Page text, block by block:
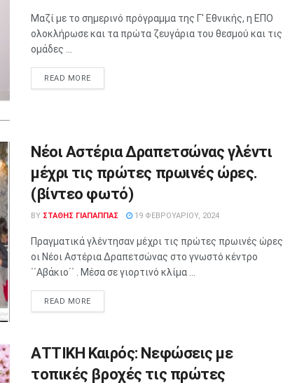
Μαζί με το σημερινό πρόγραμμα της Γ' Εθνικής, η ΕΠΟ
ολοκλήρωσε και τα πρώτα ζευγάρια του θεσμού και τις
ομάδες ...
READ MORE
Νέοι Αστέρια Δραπετσώνας γλέντι
μέχρι τις πρώτες πρωινές ώρες.
(βίντεο φωτό)
BY ΣΤΑΘΗΣ ΓΊΑΠΑΠΠΑΣ 19 ΦΕΒΡΟΥΑΡΊΟΥ, 2024
Πραγματικά γλέντησαν μέχρι τις πρώτες πρωινές ώρες
οι Νέοι Αστέρια Δραπετσώνας στο γνωστό κέντρο
΄΄Αβάκιο΄΄ . Μέσα σε γιορτινό κλίμα ...
READ MORE
ΑΤΤΙΚΗ Καιρός: Νεφώσεις με
τοπικές βροχές τις πρώτες